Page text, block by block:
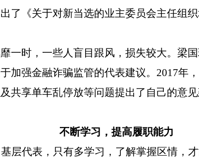
了《关于对新当选的业主委员会主任组
一时，一些人盲目跟风，损失较大。梁
加强金融诈骗监管的代表建议。2017年
共享单车乱停放等问题提出了自己的意见
不断学习，提高履职能力
层代表，只有多学习，了解掌握区情，